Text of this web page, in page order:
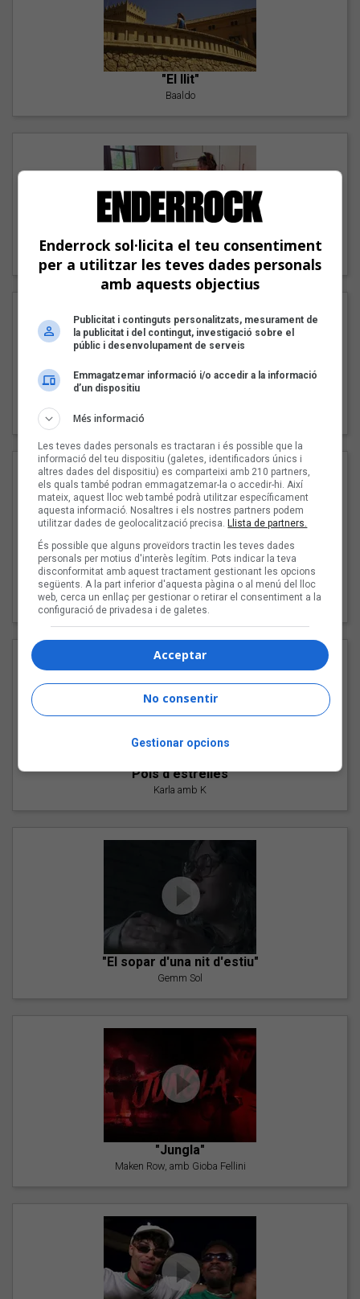
"El llit"
Baaldo
"Lo bueno y lo malo"
Carmen y María
Pep Álvarez amb Joan Muntaner (Xanguito)
"Les cabres"
94 Rules amb Compte
"Pols d'estrelles"
Karla amb K
"El sopar d'una nit d'estiu"
Gemm Sol
"Jungla"
Maken Row, amb Gioba Fellini
Enderrock sol·licita el teu consentiment
per a utilitzar les teves dades personals
amb aquests objectius
Publicitat i continguts personalitzats, mesurament de
la publicitat i del contingut, investigació sobre el
públic i desenvolupament de serveis
Emmagatzemar informació i/o accedir a la informació
d’un dispositiu
Més informació
Les teves dades personals es tractaran i és possible que la
informació del teu dispositiu (galetes, identificadors únics i
altres dades del dispositiu) es comparteixi amb 210 partners,
els quals també podran emmagatzemar-la o accedir-hi. Així
mateix, aquest lloc web també podrà utilitzar específicament
aquesta informació. Nosaltres i els nostres partners podem
utilitzar dades de geolocalització precisa. Llista de partners.
És possible que alguns proveïdors tractin les teves dades
personals per motius d'interès legítim. Pots indicar la teva
disconformitat amb aquest tractament gestionant les opcions
següents. A la part inferior d'aquesta pàgina o al menú del lloc
web, cerca un enllaç per gestionar o retirar el consentiment a la
configuració de privadesa i de galetes.
Acceptar
No consentir
Gestionar opcions